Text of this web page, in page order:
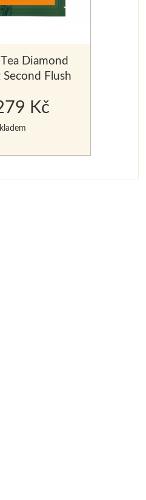
Diamond
Flush
Kč